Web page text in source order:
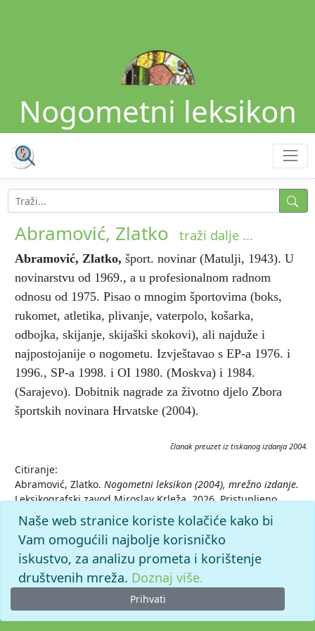
Nogometni leksikon
Abramović, Zlatko traži dalje ...
Abramović, Zlatko, šport. novinar (Matulji, 1943). U
novinarstvu od 1969., a u profesionalnom radnom
odnosu od 1975. Pisao o mnogim športovima (boks,
rukomet, atletika, plivanje, vaterpolo, košarka,
odbojka, skijanje, skijaški skokovi), ali najduže i
najpostojanije o nogometu. Izvještavao s EP-a 1976. i
1996., SP-a 1998. i OI 1980. (Moskva) i 1984.
(Sarajevo). Dobitnik nagrade za životno djelo Zbora
športskih novinara Hrvatske (2004).
članak preuzet iz tiskanog izdanja 2004.
Citiranje:
Abramović, Zlatko. Nogometni leksikon (2004), mrežno izdanje.
Leksikografski zavod Miroslav Krleža, 2026. Pristupljeno
6.8.2026. <https://nogomet.lzmk.hr/clanak/abramovic-
zlatko>.
Naše web stranice koriste kolačiće kako bi
Vam omogućili najbolje korisničko
iskustvo, za analizu prometa i korištenje
društvenih mreža. Doznaj više.
Prihvati
© 2026. -Leksikografski zavodMiroslav Krleža